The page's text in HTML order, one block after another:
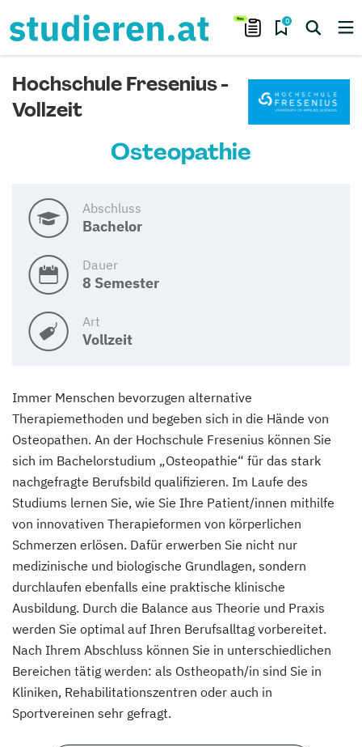
0
Hochschule Fresenius -
Vollzeit
Osteopathie
Abschluss
Bachelor
Dauer
8 Semester
Art
Vollzeit
Immer Menschen bevorzugen alternative
Therapiemethoden und begeben sich in die Hände von
Osteopathen. An der Hochschule Fresenius können Sie
sich im Bachelorstudium „Osteopathie“ für das stark
nachgefragte Berufsbild qualifizieren. Im Laufe des
Studiums lernen Sie, wie Sie Ihre Patient/innen mithilfe
von innovativen Therapieformen von körperlichen
Schmerzen erlösen. Dafür erwerben Sie nicht nur
medizinische und biologische Grundlagen, sondern
durchlaufen ebenfalls eine praktische klinische
Ausbildung. Durch die Balance aus Theorie und Praxis
werden Sie optimal auf Ihren Berufsalltag vorbereitet.
Nach Ihrem Abschluss können Sie in unterschiedlichen
Bereichen tätig werden: als Ostheopath/in sind Sie in
Kliniken, Rehabilitationszentren oder auch in
Sportvereinen sehr gefragt.